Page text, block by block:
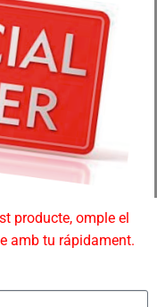
producte, omple el
amb tu rápidament.